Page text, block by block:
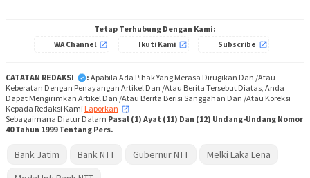
Tetap Terhubung Dengan Kami:
WA Channel Ikuti Kami Subscribe
CATATAN REDAKSI : Apabila Ada Pihak Yang Merasa Dirugikan Dan /Atau
Keberatan Dengan Penayangan Artikel Dan /Atau Berita Tersebut Diatas, Anda
Dapat Mengirimkan Artikel Dan /Atau Berita Berisi Sanggahan Dan /Atau Koreksi
Kepada Redaksi Kami Laporkan
,
Sebagaimana Diatur Dalam Pasal (1) Ayat (11) Dan (12) Undang-Undang Nomor
40 Tahun 1999 Tentang Pers.
Bank Jatim Bank NTT Gubernur NTT
Melki Laka Lena